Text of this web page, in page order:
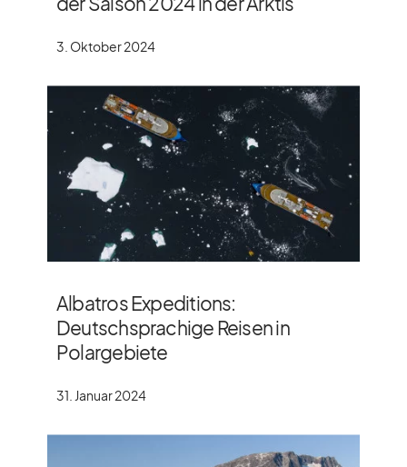
3. Oktober 2024
Albatros Expeditions:
Deutschsprachige Reisen in
Polargebiete
31. Januar 2024